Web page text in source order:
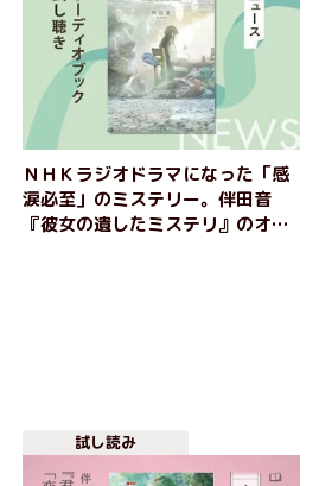
ＮＨＫラジオドラマになった「感
涙必至」のミステリー。伴田音
『彼女の遺したミステリ』のオー
試し読み